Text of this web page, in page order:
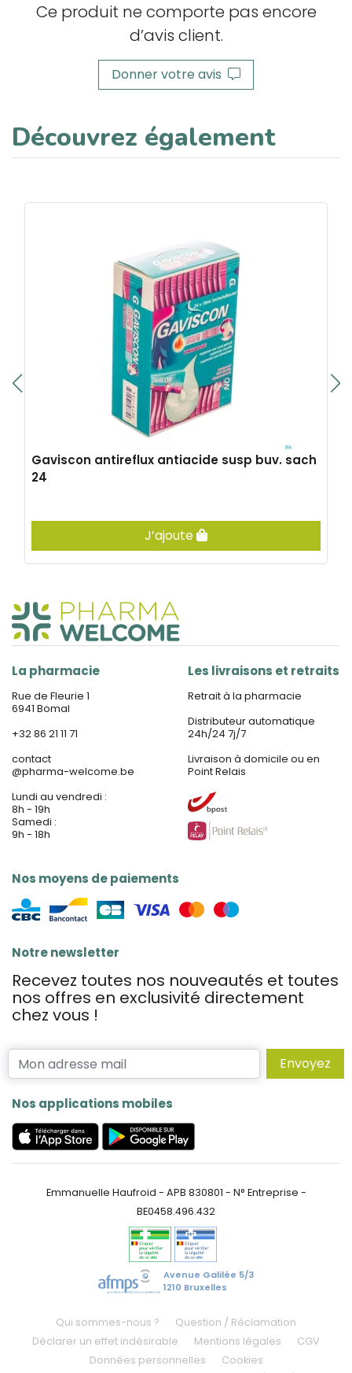
Ce produit ne comporte pas encore
d’avis client.
Donner votre avis
Découvrez également
Gaviscon antireflux antiacide susp buv. sach
24
J’ajoute
La pharmacie
Rue de Fleurie 1
6941 Bomal
+32 86 21 11 71
contact
@pharma-welcome.be
Lundi au vendredi :
8h - 19h
Samedi :
9h - 18h
Nos moyens de paiements
Les livraisons et retraits
Retrait à la pharmacie
Distributeur automatique
24h/24 7j/7
Livraison à domicile ou en
Point Relais
Notre newsletter
Recevez toutes nos nouveautés et toutes
nos offres en exclusivité directement
chez vous !
Envoyez
Nos applications mobiles
Emmanuelle Haufroid - APB 830801 - N° Entreprise -
BE0458.496.432
Avenue Galilée 5/3
1210 Bruxelles
Qui sommes-nous ?
Question / Réclamation
Déclarer un effet indésirable
Mentions légales
CGV
Données personnelles
Cookies